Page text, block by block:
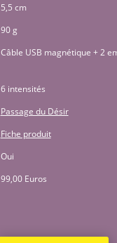
5,5 cm
90 g
Câble USB magnétique + 2
6 intensités
Passage du Désir
Fiche produit
Oui
99,00 Euros